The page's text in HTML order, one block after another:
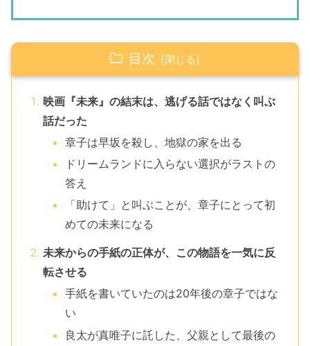
目次
映画『未来』の結末は、逃げる話ではなく叫ぶ
話だった
章子は早坂を殺し、地獄の家を出る
ドリームランドに入らない選択がラストの
答え
「助けて」と叫ぶことが、章子にとって初
めての未来になる
未来からの手紙の正体が、この物語を一気に反
転させる
手紙を書いていたのは20年後の章子ではな
い
良太が真唯子に託した、父親として最後の